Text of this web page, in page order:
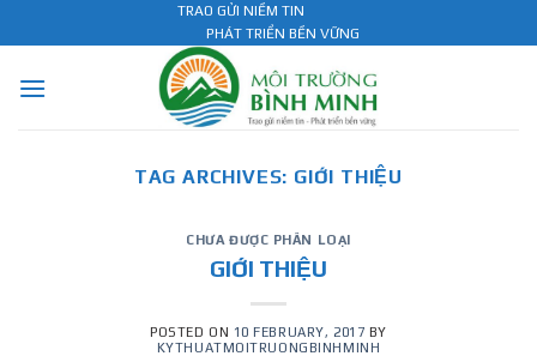
to
TRAO GỬI NIỀM TIN
PHÁT TRIỂN BỀN VỮNG
TAG ARCHIVES: GIỚI THIỆU
CHƯA ĐƯỢC PHÂN LOẠI
GIỚI THIỆU
POSTED ON 10 FEBRUARY, 2017 BY
KYTHUATMOITRUONGBINHMINH